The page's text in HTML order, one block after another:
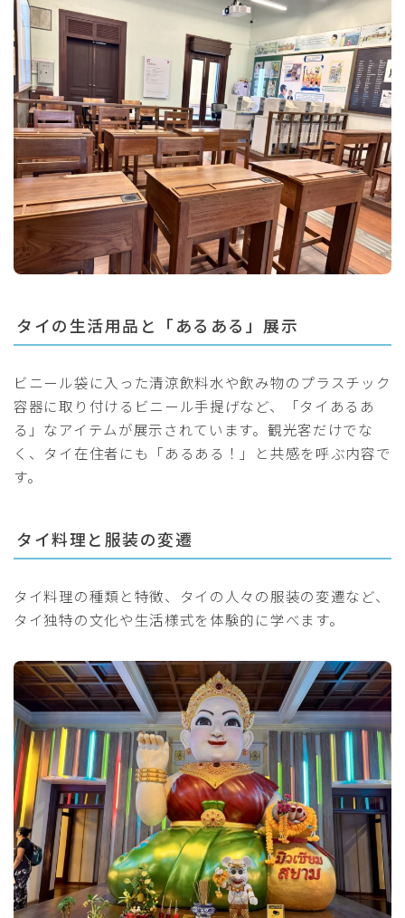
タイの生活用品と「あるある」展示
ビニール袋に入った清涼飲料水や飲み物のプラスチック
容器に取り付けるビニール手提げなど、「タイあるあ
る」なアイテムが展示されています。観光客だけでな
く、タイ在住者にも「あるある！」と共感を呼ぶ内容で
す。
タイ料理と服装の変遷
タイ料理の種類と特徴、タイの人々の服装の変遷など、
タイ独特の文化や生活様式を体験的に学べます。